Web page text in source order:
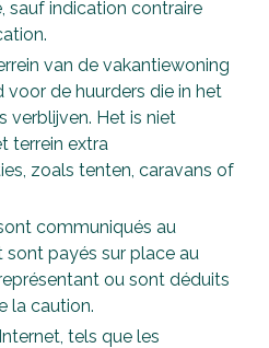
sauf indication contraire
van de vakantiewoning
de huurders die in het
verblijven. Het is niet
terrein extra
zoals tenten, caravans of
communiqués au
payés sur place au
ou sont déduits
la caution.
tels que les